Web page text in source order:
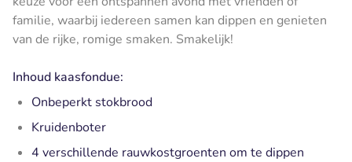
familie, waarbij iedereen samen kan dippen en genieten
van de rijke, romige smaken. Smakelijk!
Inhoud kaasfondue:
Onbeperkt stokbrood
Kruidenboter
4 verschillende rauwkostgroenten om te dippen